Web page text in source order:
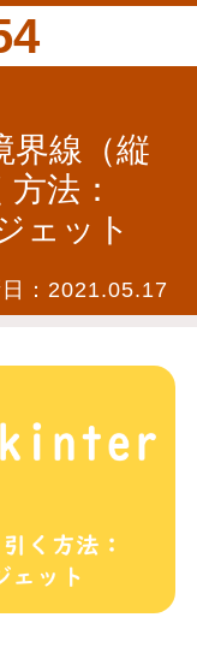
界線（縦
法：
ェット
： 2021.05.17